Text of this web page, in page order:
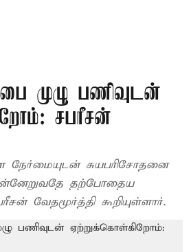
முழு பணிவுடன்
சபரீசன்
சுயபரிசோதனை
தற்போதைய
நோக்கம் என்றும் சபரீசன் வேதமூர்த்தி கூறியுள்ளார்.